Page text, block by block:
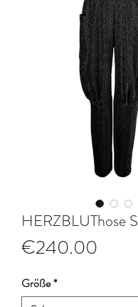
HERZBLUThose
€240.00
Größe*